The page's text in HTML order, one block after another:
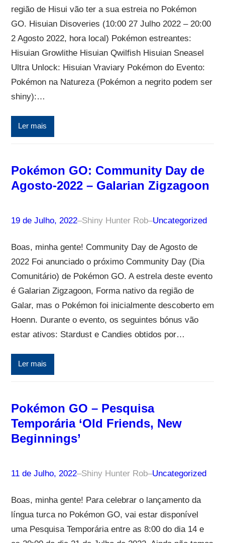
região de Hisui vão ter a sua estreia no Pokémon
GO. Hisuian Disoveries (10:00 27 Julho 2022 – 20:00
2 Agosto 2022, hora local) Pokémon estreantes:
Hisuian Growlithe Hisuian Qwilfish Hisuian Sneasel
Ultra Unlock: Hisuian Vraviary Pokémon do Evento:
Pokémon na Natureza (Pokémon a negrito podem ser
shiny):…
Ler mais
Pokémon GO: Community Day de
Agosto-2022 – Galarian Zigzagoon
19 de Julho, 2022–Shiny Hunter Rob–Uncategorized
Boas, minha gente! Community Day de Agosto de
2022 Foi anunciado o próximo Community Day (Dia
Comunitário) de Pokémon GO. A estrela deste evento
é Galarian Zigzagoon, Forma nativo da região de
Galar, mas o Pokémon foi inicialmente descoberto em
Hoenn. Durante o evento, os seguintes bónus vão
estar ativos: Stardust e Candies obtidos por…
Ler mais
Pokémon GO – Pesquisa
Temporária ‘Old Friends, New
Beginnings’
11 de Julho, 2022–Shiny Hunter Rob–Uncategorized
Boas, minha gente! Para celebrar o lançamento da
língua turca no Pokémon GO, vai estar disponível
uma Pesquisa Temporária entre as 8:00 do dia 14 e